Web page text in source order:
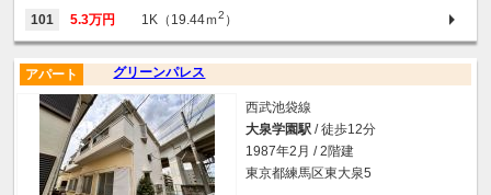
101 5.3万円 1K（19.44ｍ2 ）
グリーンパレス
アパート
西武池袋線
大泉学園駅 / 徒歩12分
1987年2月 / 2階建
東京都練馬区東大泉5